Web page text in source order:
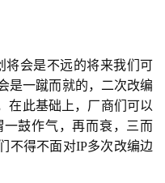
将会是不远的将来我们可
是一蹴而就的，二次改编
在此基础上，厂商们可以
鼓作气，再而衰，三而
不得不面对IP多次改编边